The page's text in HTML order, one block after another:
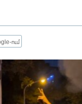
ում